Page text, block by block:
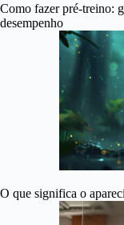
Como fazer pré-treino:
desempenho
O que significa o